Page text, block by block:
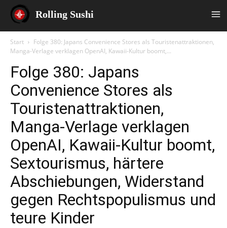
Rolling Sushi
Start
Folge 380: Japans Convenience Stores als Touristenattraktionen,
Manga-Verlage verklagen OpenAI, Kawaii-Kultur boomt,...
Folge 380: Japans
Convenience Stores als
Touristenattraktionen,
Manga-Verlage verklagen
OpenAI, Kawaii-Kultur boomt,
Sextourismus, härtere
Abschiebungen, Widerstand
gegen Rechtspopulismus und
teure Kinder